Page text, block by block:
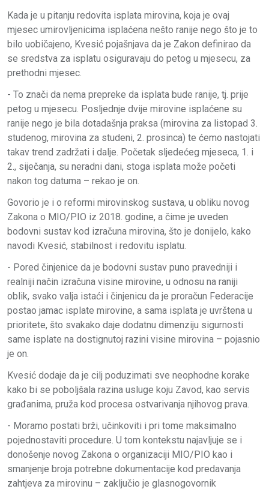
Kada je u pitanju redovita isplata mirovina, koja je ovaj
mjesec umirovljenicima isplaćena nešto ranije nego što je to
bilo uobičajeno, Kvesić pojašnjava da je Zakon definirao da
se sredstva za isplatu osiguravaju do petog u mjesecu, za
prethodni mjesec.
- To znači da nema prepreke da isplata bude ranije, tj. prije
petog u mjesecu. Posljednje dvije mirovine isplaćene su
ranije nego je bila dotadašnja praksa (mirovina za listopad 3.
studenog, mirovina za studeni, 2. prosinca) te ćemo nastojati
takav trend zadržati i dalje. Početak sljedećeg mjeseca, 1. i
2., siječanja, su neradni dani, stoga isplata može početi
nakon tog datuma – rekao je on.
Govorio je i o reformi mirovinskog sustava, u obliku novog
Zakona o MIO/PIO iz 2018. godine, a čime je uveden
bodovni sustav kod izračuna mirovina, što je donijelo, kako
navodi Kvesić, stabilnost i redovitu isplatu.
- Pored činjenice da je bodovni sustav puno pravedniji i
realniji način izračuna visine mirovine, u odnosu na raniji
oblik, svako valja istaći i činjenicu da je proračun Federacije
postao jamac isplate mirovine, a sama isplata je uvrštena u
prioritete, što svakako daje dodatnu dimenziju sigurnosti
same isplate na dostignutoj razini visine mirovina – pojasnio
je on.
Kvesić dodaje da je cilj poduzimati sve neophodne korake
kako bi se poboljšala razina usluge koju Zavod, kao servis
građanima, pruža kod procesa ostvarivanja njihovog prava.
- Moramo postati brži, učinkoviti i pri tome maksimalno
pojednostaviti procedure. U tom kontekstu najavljuje se i
donošenje novog Zakona o organizaciji MIO/PIO kao i
smanjenje broja potrebne dokumentacije kod predavanja
zahtjeva za mirovinu – zaključio je glasnogovornik